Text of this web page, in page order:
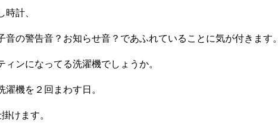
時計、
音の警告音？お知らせ音？であふれていることに気が付きます。
ィンになってる洗濯機でしょうか。
機を２回まわす日。
けます。